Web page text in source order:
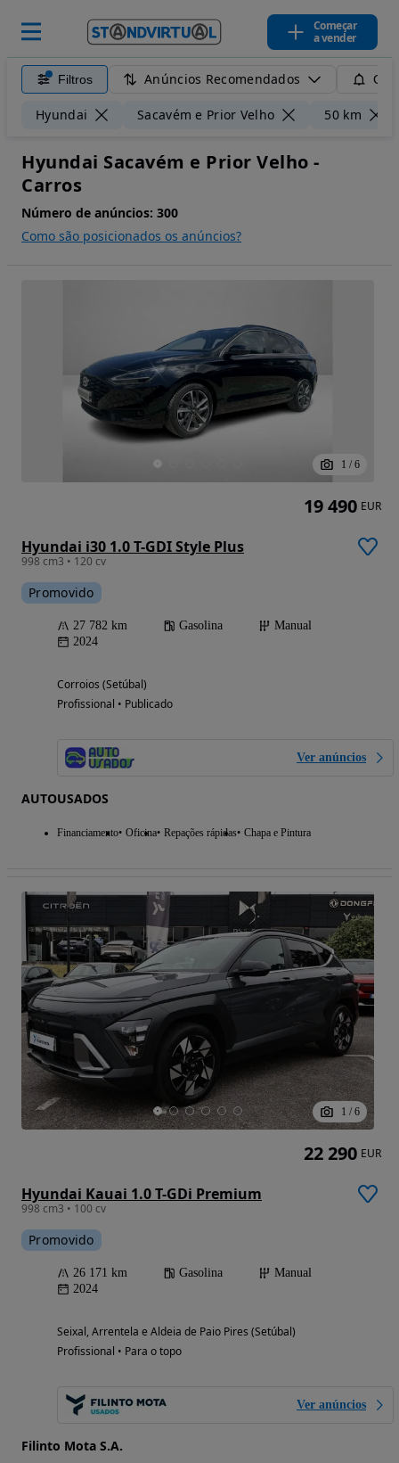
Começar
a vender
Filtros Anúncios Recomendados
Hyundai Sacavém e Prior Velho 50 km
Hyundai Sacavém e Prior Velho -
Carros
Número de anúncios: 300
Como são posicionados os anúncios?
1 / 6
Hyundai i30 1.0 T-GDI Style Plus
998 cm3 • 120 cv
Promovido
27 782 km Gasolina
Manual
2024
Corroios (Setúbal)
Profissional • Publicado
Ver anúncios
AUTOUSADOS
Financiamento Oficina Repações rápidas Chapa e Pintura
19 490 EUR
1 / 6
Hyundai Kauai 1.0 T-GDi Premium
998 cm3 • 100 cv
Promovido
26 171 km Gasolina
Manual
2024
Seixal, Arrentela e Aldeia de Paio Pires (Setúbal)
Profissional • Para o topo
Ver anúncios
Filinto Mota S.A.
22 290 EUR